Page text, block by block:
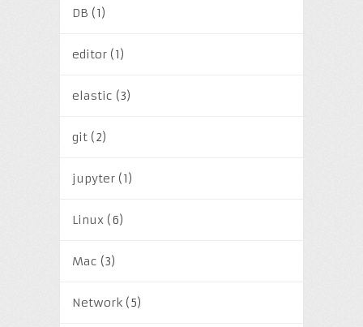
DB (1)
editor(1)
elastic (3)
git(2)
jupyter(1)
Linux(6)
Mac (3)
Network(5)